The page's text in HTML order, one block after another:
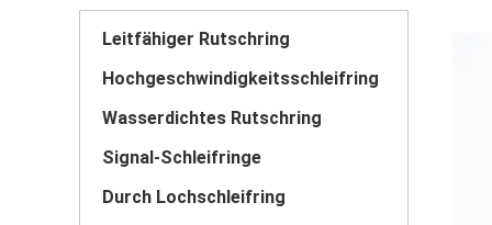
Leitfähiger Rutschring
Hochgeschwindigkeitsschleifring
Wasserdichtes Rutschring
Signal-Schleifringe
Durch Lochschleifring